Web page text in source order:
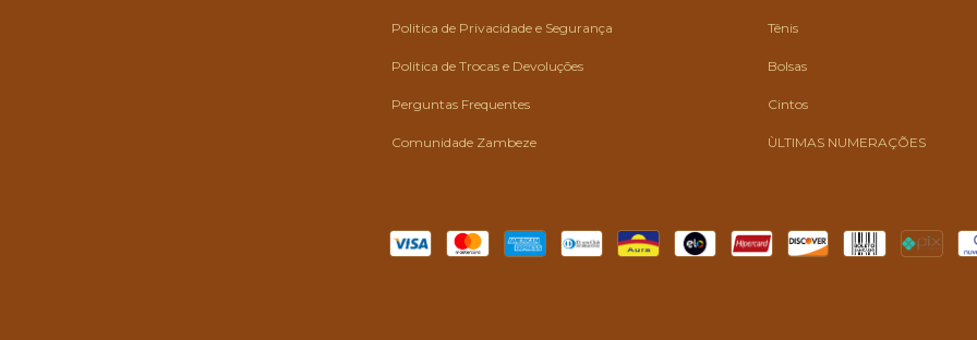
Politica de Privacidade e Segurança
Politica de Trocas e Devoluções
Perguntas Frequentes
Comunidade Zambeze
Tênis
Bolsas
Cintos
ÙLTIMAS NUMERAÇÕES